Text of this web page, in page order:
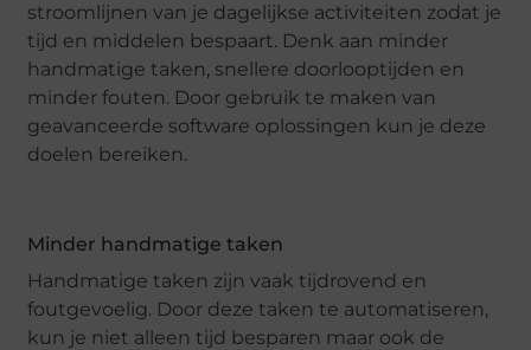
stroomlijnen van je dagelijkse activiteiten zodat je
tijd en middelen bespaart. Denk aan minder
handmatige taken, snellere doorlooptijden en
minder fouten. Door gebruik te maken van
geavanceerde software oplossingen kun je deze
doelen bereiken.
Minder handmatige taken
Handmatige taken zijn vaak tijdrovend en
foutgevoelig. Door deze taken te automatiseren,
kun je niet alleen tijd besparen maar ook de